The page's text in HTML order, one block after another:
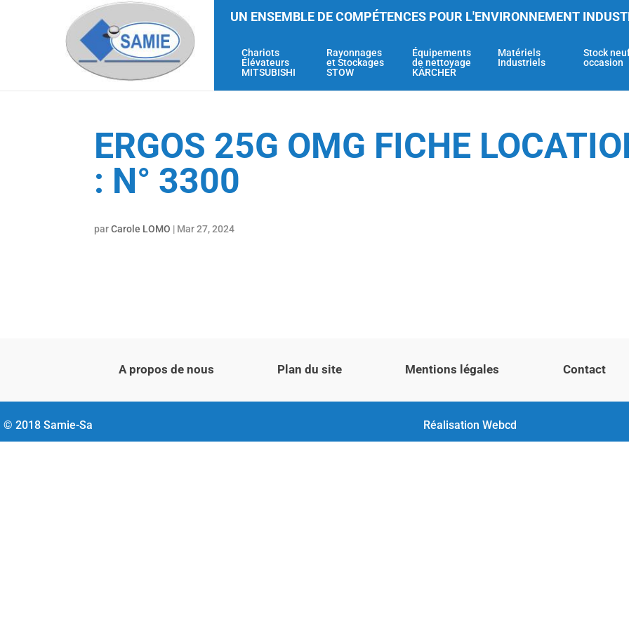
UN ENSEMBLE DE COMPÉTENCES POUR L'ENVIRONNEMENT
Chariots
Élévateurs
MITSUBISHI
Rayonnages
et Stockages
STOW
Équipements
de nettoyage
KÄRCHER
Matériels
Industriels
Stock
occasion
ERGOS 25G OMG FICHE
: N° 3300
parCarole LOMO | Mar 27, 2024
A propos de nous Plan du site Mentions légales Contact
© 2018 Samie-Sa Réalisation Webcd